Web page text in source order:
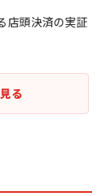
店頭決済の実証
る